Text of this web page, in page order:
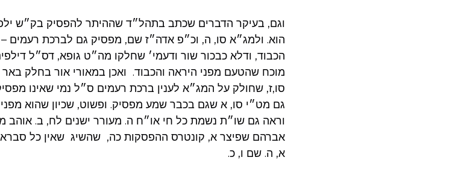
וגם, בעיקר הדברים שכתב בתהל״ד שההיתר להפסיק בק״ש
הוא. ולמג״א סו, ה, וכ״פ אדה״ז שם, מפסיק גם לברכת רעמים
הכבוד, ודלא כבכור שור ודעמי׳ שחלקו מה״ט גופא, דס״ל
מוכח שהטעם מפני היראה והכבוד. ואכן במאורי אור בחלק
סו,ז, שחולק על המג״א לענין ברכת רעמים ס״ל נמי שאינו
גם מט״י סו, א שגם בכבר שמע מפסיק. ופשוט, שכיון שהוא
וראה גם שו״ת נשמת כל חי או״ח ה. מעורר ישנים לח, ב.
אברהם שפיצר א, קונטרס ההפסקות כה, שהשיג שאין כל
א, ה. שם ו, כ.